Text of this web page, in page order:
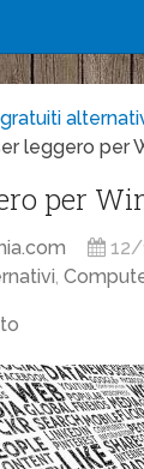
leggero per
per
,